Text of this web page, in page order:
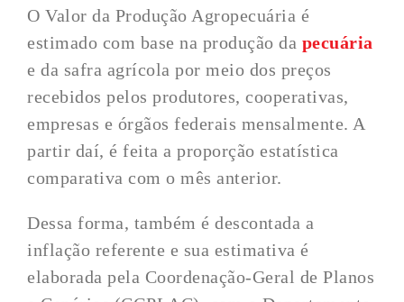
O Valor da Produção Agropecuária é
estimado com base na produção da pecuária
e da safra agrícola por meio dos preços
recebidos pelos produtores, cooperativas,
empresas e órgãos federais mensalmente. A
partir daí, é feita a proporção estatística
comparativa com o mês anterior.
Dessa forma, também é descontada a
inflação referente e sua estimativa é
elaborada pela Coordenação-Geral de Planos